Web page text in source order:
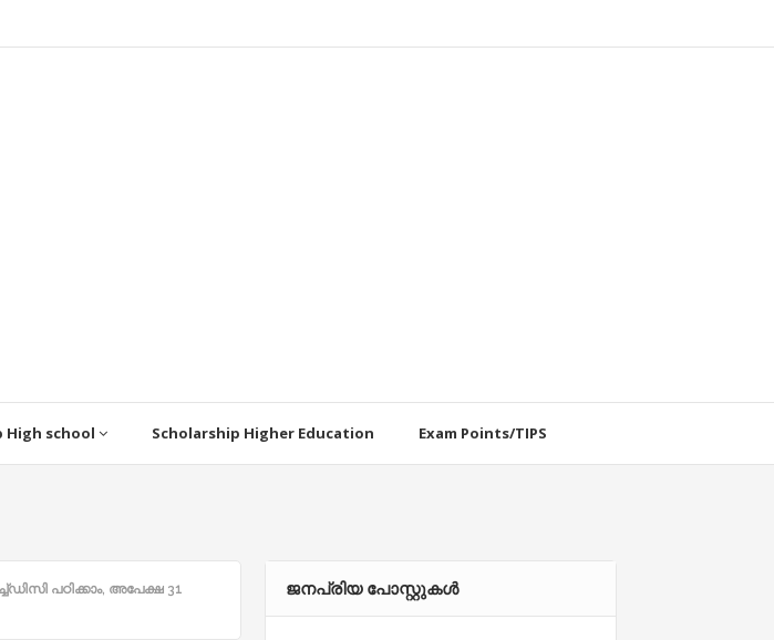
High school Scholarship Higher Education Exam Points/TIPS
പഠിക്കാം, അപേക്ഷ 31
ജനപ്രിയ പോസ്റ്റുകള്‍‌